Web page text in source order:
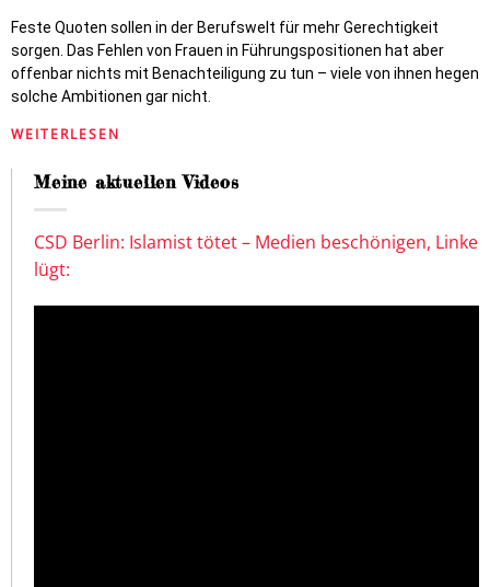
Feste Quoten sollen in der Berufswelt für mehr Gerechtigkeit
sorgen. Das Fehlen von Frauen in Führungspositionen hat aber
offenbar nichts mit Benachteiligung zu tun – viele von ihnen hegen
solche Ambitionen gar nicht.
WEITERLESEN
Meine aktuellen Videos
CSD Berlin: Islamist tötet – Medien beschönigen, Linke
lügt: